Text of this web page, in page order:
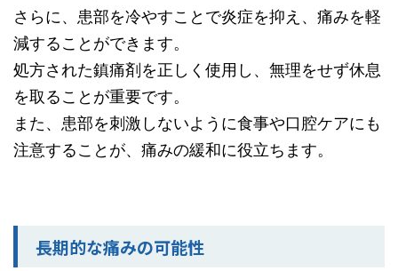
さらに、患部を冷やすことで炎症を抑え、痛みを軽
減することができます。
処方された鎮痛剤を正しく使用し、無理をせず休息
を取ることが重要です。
また、患部を刺激しないように食事や口腔ケアにも
注意することが、痛みの緩和に役立ちます。
長期的な痛みの可能性